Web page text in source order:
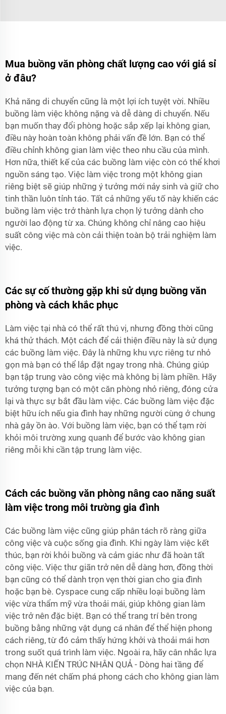
Mua buồng văn phòng chất lượng cao với giá sỉ
ở đâu?
Khả năng di chuyển cũng là một lợi ích tuyệt vời. Nhiều
buồng làm việc không nặng và dễ dàng di chuyển. Nếu
bạn muốn thay đổi phòng hoặc sắp xếp lại không gian,
điều này hoàn toàn không phải vấn đề lớn. Bạn có thể
điều chỉnh không gian làm việc theo nhu cầu của mình.
Hơn nữa, thiết kế của các buồng làm việc còn có thể khơi
nguồn sáng tạo. Việc làm việc trong một không gian
riêng biệt sẽ giúp những ý tưởng mới nảy sinh và giữ cho
tinh thần luôn tỉnh táo. Tất cả những yếu tố này khiến các
buồng làm việc trở thành lựa chọn lý tưởng dành cho
người lao động từ xa. Chúng không chỉ nâng cao hiệu
suất công việc mà còn cải thiện toàn bộ trải nghiệm làm
việc.
Các sự cố thường gặp khi sử dụng buồng văn
phòng và cách khắc phục
Làm việc tại nhà có thể rất thú vị, nhưng đồng thời cũng
khá thử thách. Một cách để cải thiện điều này là sử dụng
các buồng làm việc. Đây là những khu vực riêng tư nhỏ
gọn mà bạn có thể lắp đặt ngay trong nhà. Chúng giúp
bạn tập trung vào công việc mà không bị làm phiền. Hãy
tưởng tượng bạn có một căn phòng nhỏ riêng, đóng cửa
lại và thực sự bắt đầu làm việc. Các buồng làm việc đặc
biệt hữu ích nếu gia đình hay những người cùng ở chung
nhà gây ồn ào. Với buồng làm việc, bạn có thể tạm rời
khỏi môi trường xung quanh để bước vào không gian
riêng mỗi khi cần tập trung làm việc.
Cách các buồng văn phòng nâng cao năng suất
làm việc trong môi trường gia đình
Các buồng làm việc cũng giúp phân tách rõ ràng giữa
công việc và cuộc sống gia đình. Khi ngày làm việc kết
thúc, bạn rời khỏi buồng và cảm giác như đã hoàn tất
công việc. Việc thư giãn trở nên dễ dàng hơn, đồng thời
bạn cũng có thể dành trọn vẹn thời gian cho gia đình
hoặc bạn bè. Cyspace cung cấp nhiều loại buồng làm
việc vừa thẩm mỹ vừa thoải mái, giúp không gian làm
việc trở nên đặc biệt. Bạn có thể trang trí bên trong
buồng bằng những vật dụng cá nhân để thể hiện phong
cách riêng, từ đó cảm thấy hứng khởi và thoải mái hơn
trong suốt quá trình làm việc. Ngoài ra, hãy cân nhắc lựa
chọn NHÀ KIẾN TRÚC NHÂN QUẢ - Dòng hai tầng để
mang đến nét chấm phá phong cách cho không gian làm
việc của bạn.